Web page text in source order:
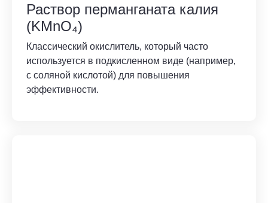
Раствор перманганата калия
(KMnO₄)
Классический окислитель, который часто
используется в подкисленном виде (например,
с соляной кислотой) для повышения
эффективности.